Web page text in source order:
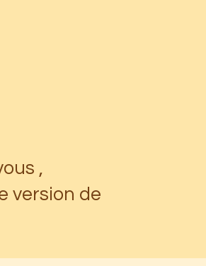
,
version de